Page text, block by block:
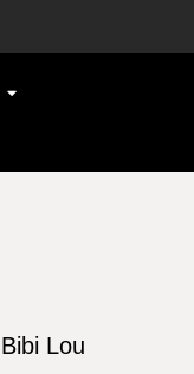
Bibi Lou